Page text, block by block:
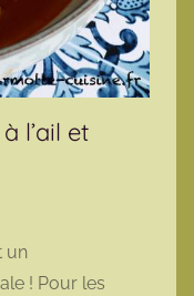
l’ail et
un
! Pour les